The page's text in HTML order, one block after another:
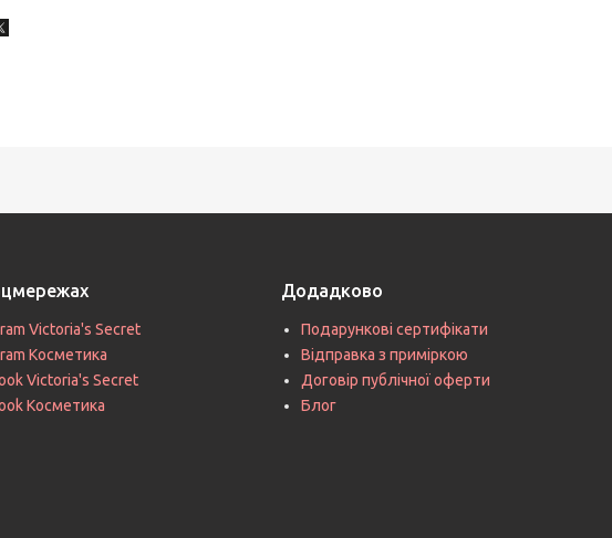
Victoria's Secret
Косметика
Victoria's Secret
Косметика
Додадково
Подарункові сертифікати
Відправка з приміркою
Договір публічної оферти
Блог